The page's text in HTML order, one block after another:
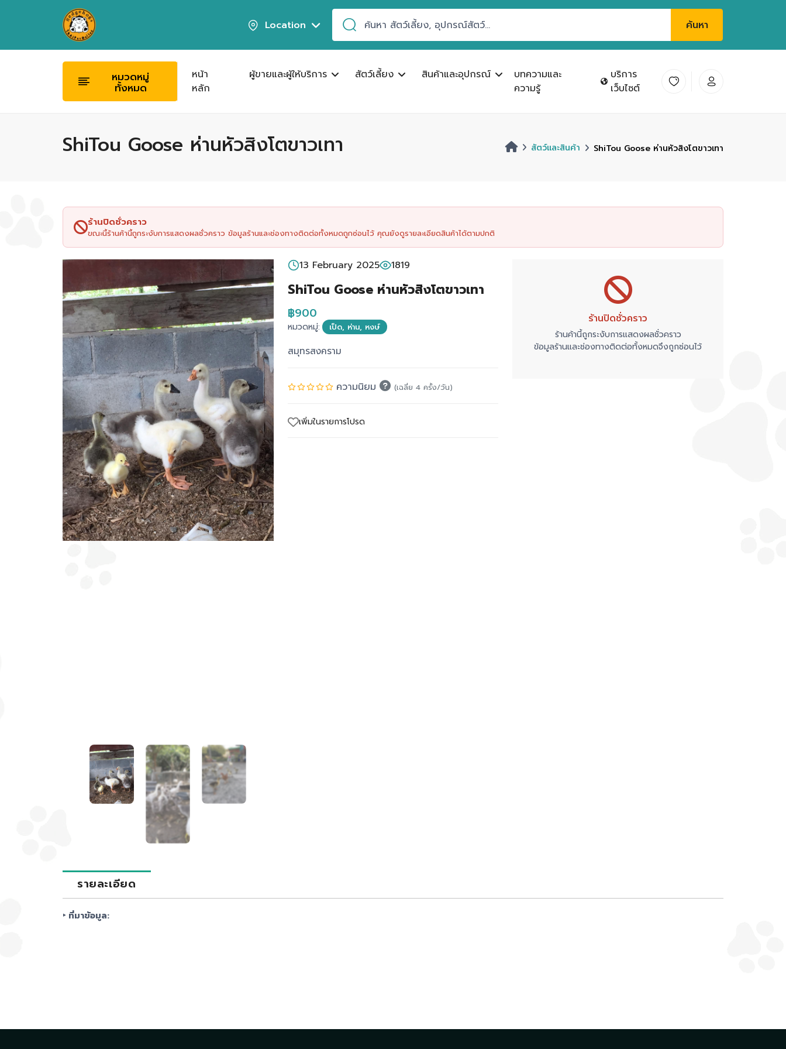
Location ค้นหา
หมวดหมู่
ทั้งหมด
หน้า
หลัก
ผู้ขายและผู้ให้บริการ สัตว์เลี้ยง สินค้าและอุปกรณ์
บทความและ
ความรู้
บริการ
เว็บไซต์
ShiTou Goose ห่านหัวสิงโตขาวเทา สัตว์และสินค้า ShiTou Goose ห่านหัวสิงโตขาวเทา
ร้านปิดชั่วคราว
ขณะนี้ร้านค้านี้ถูกระงับการแสดงผลชั่วคราว ข้อมูลร้านและช่องทางติดต่อทั้งหมดถูกซ่อนไว้ คุณยังดูรายละเอียดสินค้าได้ตามปกติ
13 February 2025 1819
ShiTou Goose ห่านหัวสิงโตขาวเทา
฿900
หมวดหมู่: เป็ด, ห่าน, หงษ์
สมุทรสงคราม
ความนิยม (เฉลี่ย 4 ครั้ง/วัน)
เพิ่มในรายการโปรด
ร้านปิดชั่วคราว
ร้านค้านี้ถูกระงับการแสดงผลชั่วคราว
ข้อมูลร้านและช่องทางติดต่อทั้งหมดจึงถูกซ่อนไว้
รายละเอียด
‣ ที่มาข้อมูล: